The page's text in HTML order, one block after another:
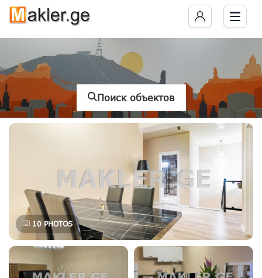
Поиск объектов
10 PHOTOS